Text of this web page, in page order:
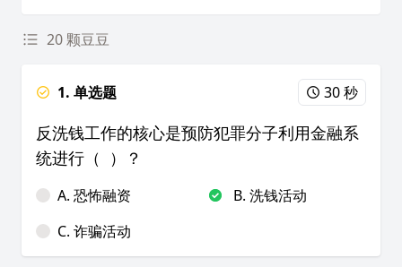
20 颗豆豆
1. 单选题 30 秒
反洗钱工作的核心是预防犯罪分子利用金融系
统进行（ ）？
A. 恐怖融资
B. 洗钱活动
C. 诈骗活动